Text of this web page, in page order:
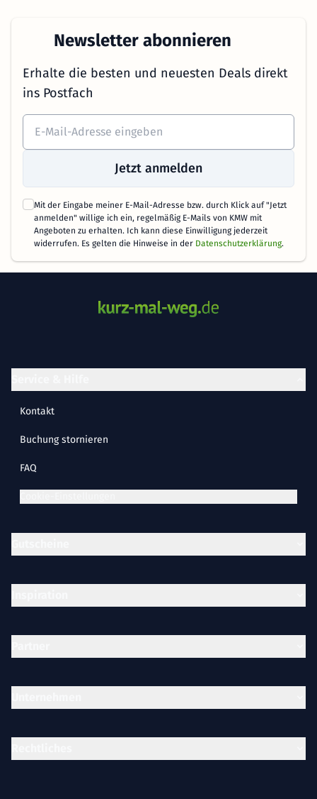
Newsletter abonnieren
Erhalte die besten und neuesten Deals direkt
ins Postfach
Jetzt anmelden
Mit der Eingabe meiner E-Mail-Adresse bzw. durch Klick auf "Jetzt
anmelden" willige ich ein, regelmäßig E-Mails von KMW mit
Angeboten zu erhalten. Ich kann diese Einwilligung jederzeit
widerrufen. Es gelten die Hinweise in der Datenschutzerklärung.
Kontakt
Buchung stornieren
FAQ